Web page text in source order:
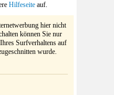
Hilfeseite auf.
hier nicht
können Sie nur
Surfverhaltens auf
wurde.